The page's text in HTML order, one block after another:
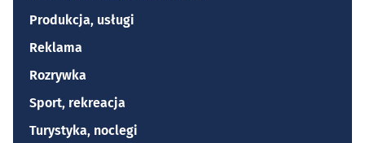
Produkcja, usługi
Reklama
Rozrywka
Sport, rekreacja
Turystyka, noclegi